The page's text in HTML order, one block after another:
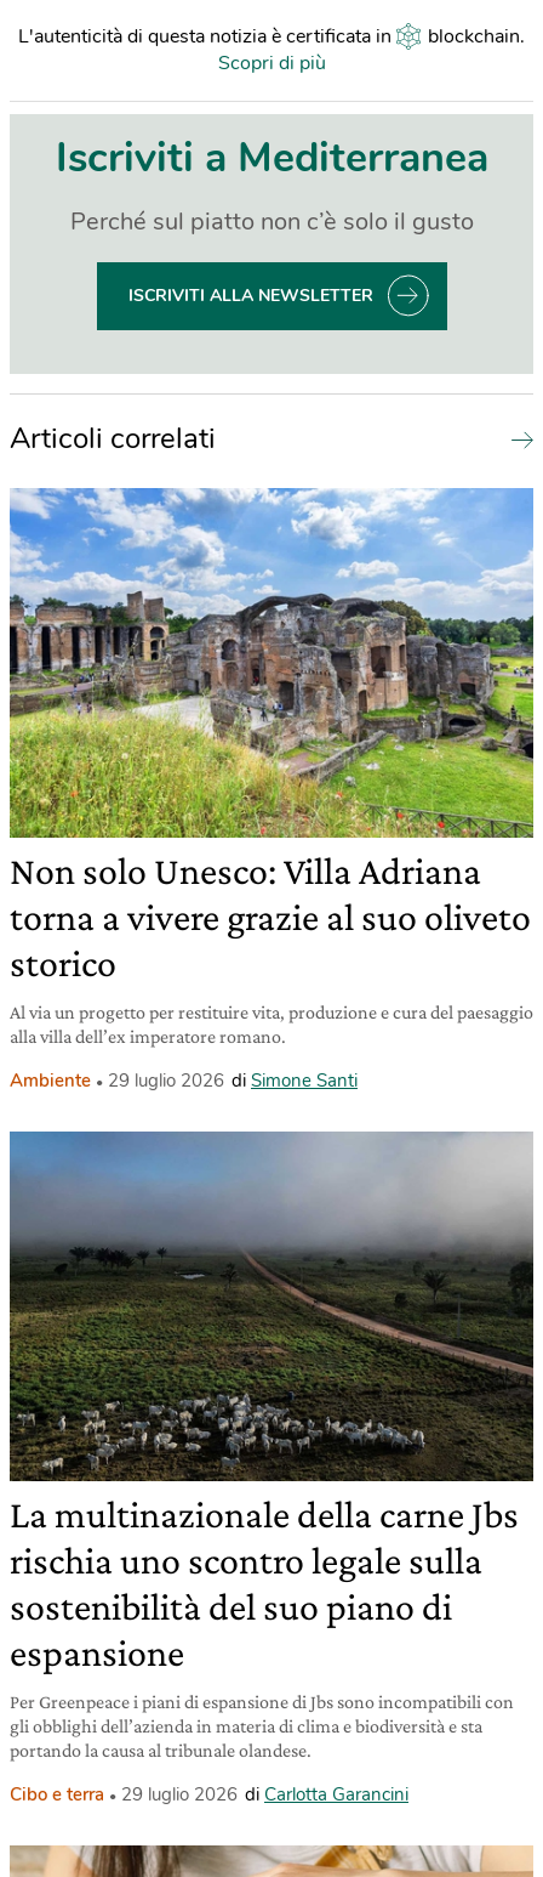
L'autenticità di questa notizia è certificata in blockchain.
Scopri di più
Iscriviti a Mediterranea
Perché sul piatto non c’è solo il gusto
ISCRIVITI ALLA NEWSLETTER
Articoli correlati
Non solo Unesco: Villa Adriana
torna a vivere grazie al suo oliveto
storico
Al via un progetto per restituire vita, produzione e cura del paesaggio
alla villa dell’ex imperatore romano.
Ambiente 29 luglio 2026 di Simone Santi
La multinazionale della carne Jbs
rischia uno scontro legale sulla
sostenibilità del suo piano di
espansione
Per Greenpeace i piani di espansione di Jbs sono incompatibili con
gli obblighi dell’azienda in materia di clima e biodiversità e sta
portando la causa al tribunale olandese.
Cibo e terra 29 luglio 2026 di Carlotta Garancini